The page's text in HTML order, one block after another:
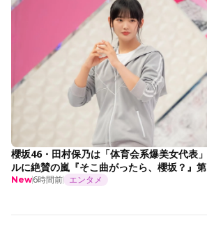
櫻坂46・田村保乃は「体育会系爆美女代表
ルに絶賛の嵐『そこ曲がったら、櫻坂？』
New6時間前 エンタメ